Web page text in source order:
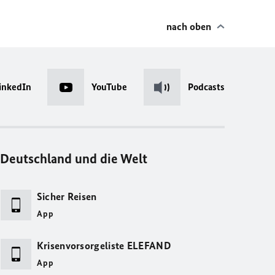
nach oben
YouTube Podcasts
Deutschland und die Welt
Sicher Reisen
App
Krisenvorsorgeliste ELEFAND
App